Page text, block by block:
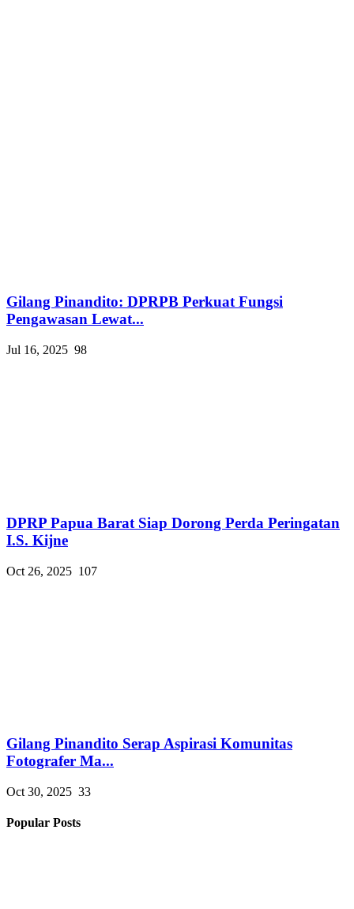
Gilang Pinandito: DPRPB Perkuat Fungsi
Pengawasan Lewat...
Jul 16, 2025 98
DPRP Papua Barat Siap Dorong Perda Peringatan
I.S. Kijne
Oct 26, 2025 107
Gilang Pinandito Serap Aspirasi Komunitas
Fotografer Ma...
Oct 30, 2025 33
Popular Posts